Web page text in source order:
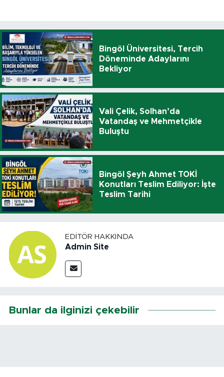
Bingöl Üniversitesi, Tercih
Döneminde Adaylarını
Bekliyor
Vali Çelik, Solhan’da
Vatandaş ve Mehmetçikle
Buluştu
Bingöl Şeyh Ahmet TOKİ
Konutları Teslim Ediliyor: İşte
Teslim Tarihi
EDITÖR HAKKINDA
Admin Site
Bunlar da ilginizi çekebilir